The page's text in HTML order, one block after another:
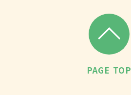
PAGE TOP